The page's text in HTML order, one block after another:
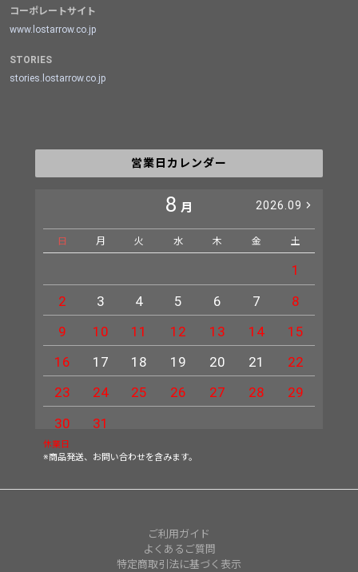
コーポレートサイト
www.lostarrow.co.jp
STORIES
stories.lostarrow.co.jp
営業日カレンダー
8 月 2026.09
日 月 火 水 木 金 土
1
2
3 4 5 6 7
8
9
10 11 12 13 14
15
16
17 18 19 20 21
22
23
24 25 26 27 28
29
30
31
休業日
※商品発送、お問い合わせを含みます。
ご利用ガイド
よくあるご質問
特定商取引法に基づく表示